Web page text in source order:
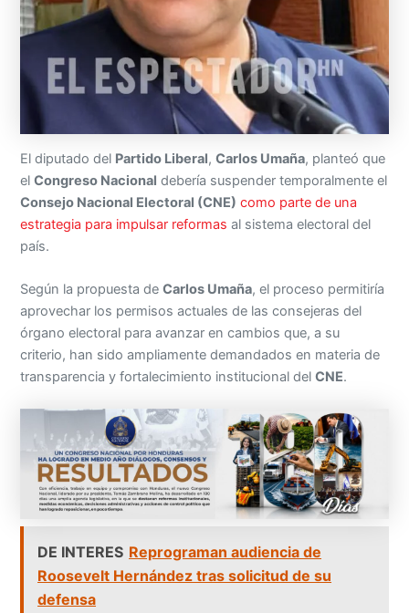
El diputado del Partido Liberal,Carlos Umaña, planteó que
elCongreso Nacional debería suspender temporalmente el
Consejo Nacional Electoral (CNE) como parte de una
estrategia para impulsar reformas al sistema electoral del
país.
Según la propuesta deCarlos Umaña, el proceso permitiría
aprovechar los permisos actuales de las consejeras del
órgano electoral para avanzar en cambios que, a su
criterio, han sido ampliamente demandados en materia de
transparencia y fortalecimiento institucional delCNE.
DE INTERES Reprograman audiencia de
Roosevelt Hernández tras solicitud de su
defensa